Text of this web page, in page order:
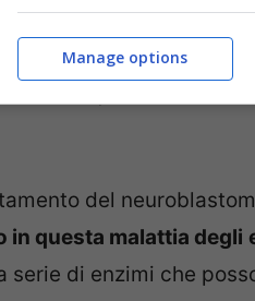
è un cancro
piccoli“. Nonostante
molti bambini
del
in questa malattia degli
serie di enzimi che
Manage options